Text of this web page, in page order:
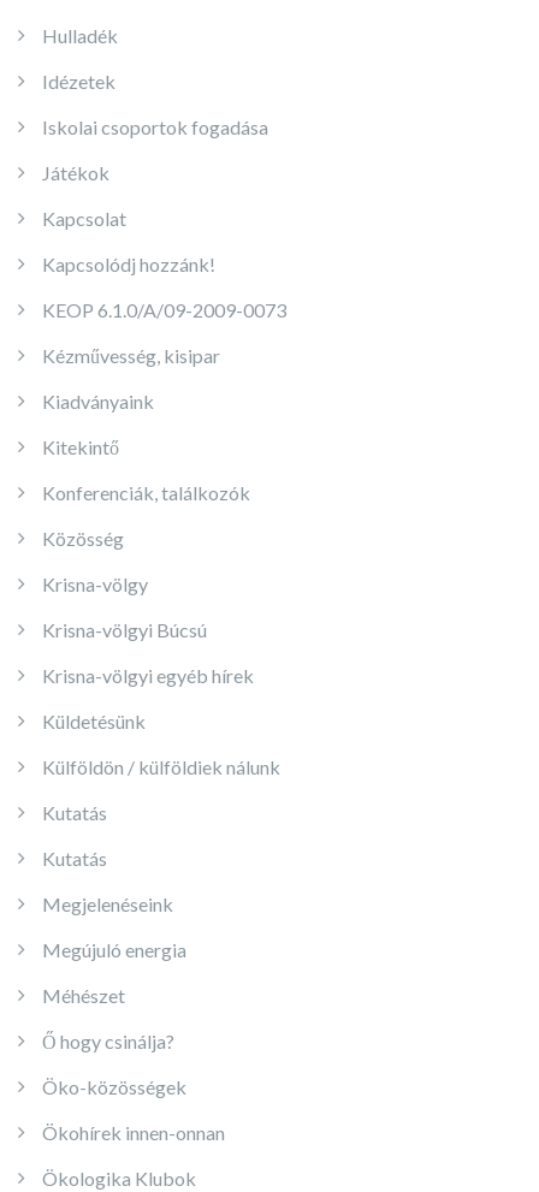
Hulladék
Idézetek
Iskolai csoportok fogadása
Játékok
Kapcsolat
Kapcsolódj hozzánk!
KEOP 6.1.0/A/09-2009-0073
Kézművesség, kisipar
Kiadványaink
Kitekintő
Konferenciák, találkozók
Közösség
Krisna-völgy
Krisna-völgyi Búcsú
Krisna-völgyi egyéb hírek
Küldetésünk
Külföldön / külföldiek nálunk
Kutatás
Kutatás
Megjelenéseink
Megújuló energia
Méhészet
Ő hogy csinálja?
Öko-közösségek
Ökohírek innen-onnan
Ökologika Klubok